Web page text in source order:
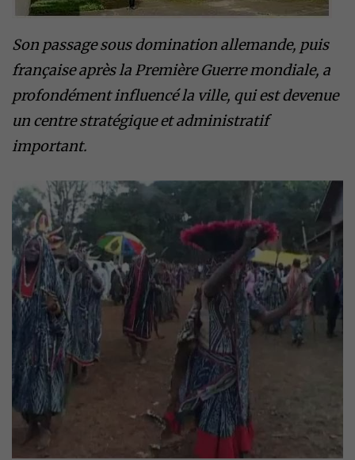
Son passage sous domination allemande, puis
française après la Première Guerre mondiale, a
profondément influencé la ville, qui est devenue
un centre stratégique et administratif
important.